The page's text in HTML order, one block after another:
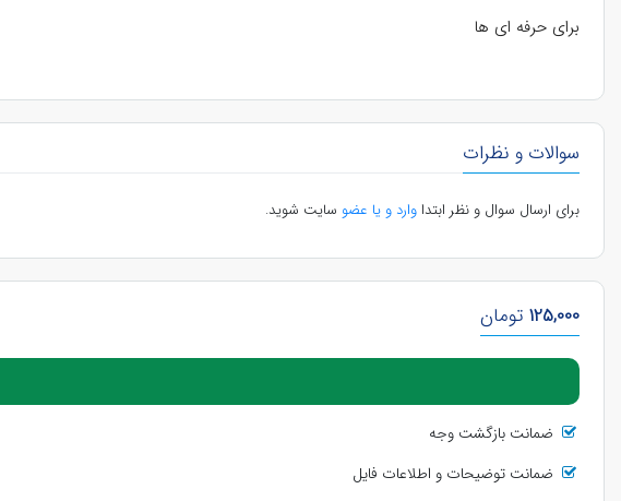
برای حرفه ای ها
سوالات و نظرات
برای ارسال سوال و نظر ابتداوارد و یا عضو سایت شوید.
125,000 تومان
ضمانت بازگشت وجه
ضمانت توضیحات و اطلاعات فایل